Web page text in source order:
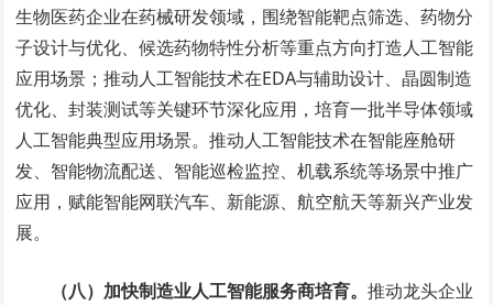
生物医药企业在药械研发领域，围绕智能靶点筛选、药物分
子设计与优化、候选药物特性分析等重点方向打造人工智能
应用场景；推动人工智能技术在EDA与辅助设计、晶圆制造
优化、封装测试等关键环节深化应用，培育一批半导体领域
人工智能典型应用场景。推动人工智能技术在智能座舱研
发、智能物流配送、智能巡检监控、机载系统等场景中推广
应用，赋能智能网联汽车、新能源、航空航天等新兴产业发
展。
（八）加快制造业人工智能服务商培育。推动龙头企业